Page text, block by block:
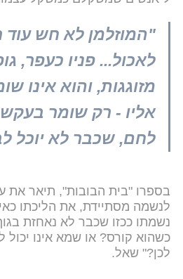
"המוזלמן לא חש עוד
לאכול... פניו כעפר,
מזוגגות, והוא אינו
אליו - רק שומר
לחם, שכבר לא יוכל
בספרו "בית הבובות", תיאר את
לנשמה מסתיידת, את הליכתו
נשמתו ככזו שכבר לא נאחזת
כשהוא קורס? או שמא אינו
לכן?" שאל.